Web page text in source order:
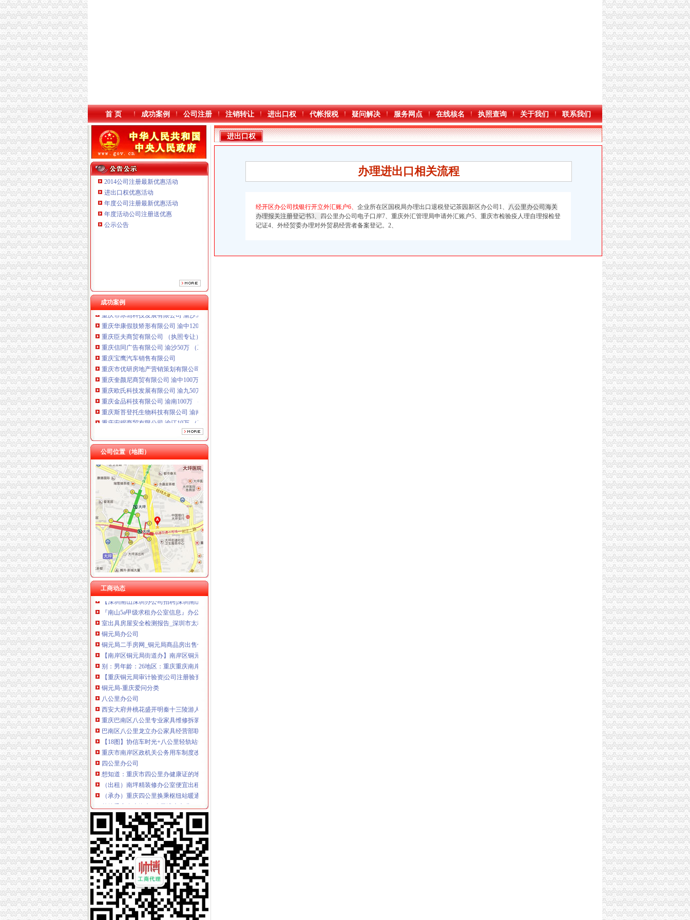
首 页 成功案例 公司注册 注销转让 进出口权 代帐报税 疑问解决 服务网点 在线核名 执照查询 关于我们 联系我们
2014公司注册最新优惠活动
进出口权优惠活动
年度公司注册最新优惠活动
年度活动公司注册送优惠
公示公告
成功案例
重庆臣夫商贸有限公司 （执照专让）
重庆信同广告有限公司 渝沙50万 （工商注册）
重庆奎颜尼商贸有限公司 渝中100万 （工商注册）
重庆斯苔登托生物科技有限公司 渝南10万 （工商注册）
重庆安赐商贸有限公司 渝江10万 （工商注册）
重庆市冰岛科技发展有限公司 渝沙50万 （进出口权）
重庆华康假肢矫形有限公司 渝中120万 （增资）
重庆臣夫商贸有限公司 （执照专让）
重庆信同广告有限公司 渝沙50万 （工商注册）
重庆宝鹰汽车销售有限公司
重庆市优研房地产营销策划有限公司
重庆奎颜尼商贸有限公司 渝中100万 （工商注册）
重庆欧氏科技发展有限公司 渝九50万 （进出口权）
重庆金品科技有限公司 渝南100万 （进出口权）
重庆斯苔登托生物科技有限公司 渝南10万 （工商注册）
重庆安赐商贸有限公司 渝江10万 （工商注册）
重庆市冰岛科技发展有限公司 渝沙50万 （进出口权）
重庆华康假肢矫形有限公司 渝中120万 （增资）
公司位置（地图）
工商动态
海棠溪
海棠溪社区物业管理体系大索-重邮经济管理学院
海棠晓月周边驾校推荐,海棠溪学车多少钱南坪驾校-家教/培训-久久
重庆市南岸区海棠溪小学校：教育事业
重庆海棠溪到黄山养区可乘坐公交车：384路区间-重庆公交车
海棠溪MW项链_梦幻西游2_巴士梦幻西游2
南山办公司
南山办公室出租深圳中心区高价比高档尊贵商务办公环境
【免费90天入驻南山小型办公司出租提供注册地址费用全包】价格_
【深圳南山深圳办公司招聘|深圳南山更新招聘深圳办公司信息】-北京
『南山5a甲级求租办公室信息』办公室出租-商务中心出租-深圳点点租
室出具房屋安全检测报告_深圳市太科建筑检测鉴定有限公司_检测通
铜元局办公司
铜元局二手房网_铜元局商品房出售信息,重庆铜元局二手房交易网,
【南岸区铜元局街道办】南岸区铜元局街道办电话,南岸区铜元局街道
别：男年龄：26地区：重庆重庆南岸区铜元局社区卫生服务中心可以
【重庆铜元局审计验资|公司注册验资|注册公司验资】-重庆赶集网
铜元局-重庆爱问分类
八公里办公司
西安大府井桃花盛开明秦十三陵游人如织_搜狐旅游_搜狐网
重庆巴南区八公里专业家具维修拆装公司办公家具网购家具安装-久久
巴南区八公里龙立办公家具经营部联系方式_信用报告_工商信息-启信宝
【18图】协信车时光+八公里轻轨站旁+端头户型+正规三室（火热办
重庆市南岸区政机关公务用车制度改革取消车辆拍卖公告（第1批）|
四公里办公司
想知道：重庆市四公里办健康证的地方在哪？-搜问问
（出租）南坪精装修办公室便宜出租—重庆南岸四公里办公,写字楼
（承办）重庆四公里换乘枢纽站暖通工程办事结果-重庆市城乡建设委
外籍乘客在上海车4公里遭索车费2300元_网易新闻
公司2台电脑离的很远,差不多4公里哦,怎么办才能形成资源共享？_
上新街办公司
柳州市澳华石油液化气有限责任公司沙埔镇上雷新街气店_【信用信息_
上新街垃圾处理站【重庆晚报吧】_百度贴吧
【上新街单位宿舍小区|上新街单位宿舍二手房/租房】-上海赶集网
重庆办理各国签证,办理各国签证资料_景点图片_重庆渝之旅国际旅行
王占勇：以科学发展观统领新街项目的开发和建设_华集团有限责任
南岸周边办公司
【重庆南岸周边公司业务招聘网_公司业务招聘信息】-重庆智联招聘
南岸区行政服务中心(国税办税分中心)地址,电话,营业时间-重庆
【58同城】南岸周边租车网_南岸周边租车公司_南岸周边汽车租赁
进出口权
办理进出口相关流程
经开区办公司找银行开立外汇账户6、 企业所在区国税局办理出口退税登记茶园新区办公司1、 八公里办公司海关
办理报关注册登记书3、
四公里办公司电子口岸7、 重庆外汇管理局申请外汇账户5、重庆市检验疫人理自理报检登
记证4、外经贸委办理对外贸易经营者备案登记。2、